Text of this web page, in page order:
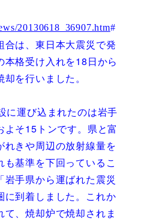
20130618_36907.htm#
は、東日本大震災で発
格受け入れを18日から
を行いました。
運び込まれたのは岩手
そ15トンです。県と富
れきや周辺の放射線量を
基準を下回っているこ
「岩手県から運ばれた震災
に到着しました。これか
、焼却炉で焼却されま